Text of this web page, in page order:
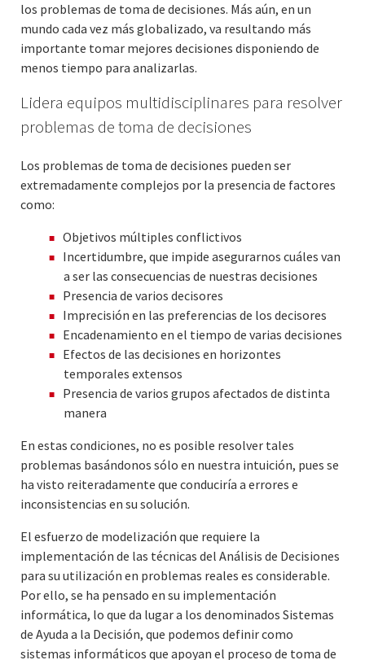
los problemas de toma de decisiones. Más aún, en un
mundo cada vez más globalizado, va resultando más
importante tomar mejores decisiones disponiendo de
menos tiempo para analizarlas.
Lidera equipos multidisciplinares para resolver
problemas de toma de decisiones
Los problemas de toma de decisiones pueden ser
extremadamente complejos por la presencia de factores
como:
Objetivos múltiples conflictivos
Incertidumbre, que impide asegurarnos cuáles van
a ser las consecuencias de nuestras decisiones
Presencia de varios decisores
Imprecisión en las preferencias de los decisores
Encadenamiento en el tiempo de varias decisiones
Efectos de las decisiones en horizontes
temporales extensos
Presencia de varios grupos afectados de distinta
manera
En estas condiciones, no es posible resolver tales
problemas basándonos sólo en nuestra intuición, pues se
ha visto reiteradamente que conduciría a errores e
inconsistencias en su solución.
El esfuerzo de modelización que requiere la
implementación de las técnicas del Análisis de Decisiones
para su utilización en problemas reales es considerable.
Por ello, se ha pensado en su implementación
informática, lo que da lugar a los denominados Sistemas
de Ayuda a la Decisión, que podemos definir como
sistemas informáticos que apoyan el proceso de toma de